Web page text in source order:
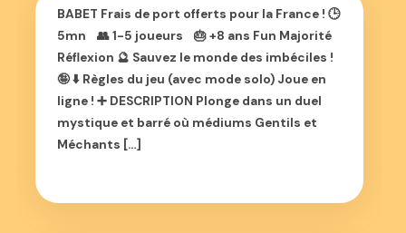
BABET Frais de port offerts pour la France ! 🕒
5mn 👥 1-5 joueurs 🎂 +8 ans Fun Majorité
Réflexion 🔮 Sauvez le monde des imbéciles !
🤪 ⬇️ Règles du jeu (avec mode solo) Joue en
ligne ! ➕ DESCRIPTION Plonge dans un duel
mystique et barré où médiums Gentils et
Méchants […]